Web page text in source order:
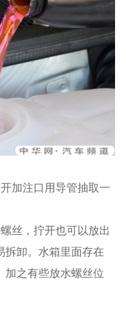
加注口用导管抽取一
丝，拧开也可以放出
拆卸。水箱里面存在
加之有些放水螺丝位